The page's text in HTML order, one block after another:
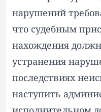
нарушений
что судебным
нахождения
устранения
последствиях
наступить